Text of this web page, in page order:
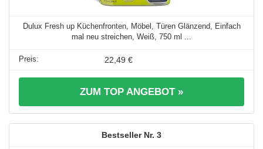
Dulux Fresh up Küchenfronten, Möbel, Türen Glänzend, Einfach
mal neu streichen, Weiß, 750 ml ...
22,49 €
ZUM TOP ANGEBOT »
3